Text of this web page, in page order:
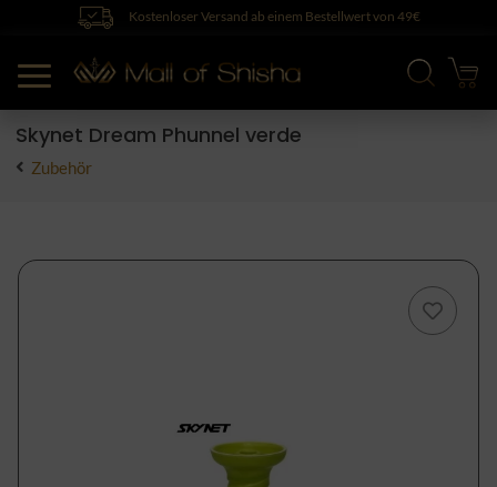
Kostenloser Versand ab einem Bestellwert von 49€
Skynet Dream Phunnel verde
Zubehör